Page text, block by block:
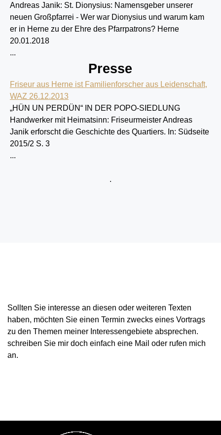
Andreas Janik: St. Dionysius: Namensgeber unserer
neuen Großpfarrei - Wer war Dionysius und warum kam
er in Herne zu der Ehre des Pfarrpatrons? Herne
20.01.2018
...
Presse
Friseur aus Herne ist Familienforscher aus Leidenschaft,
WAZ 26.12.2013
„HÜN UN PERDÜN“ IN DER POPO-SIEDLUNG
Handwerker mit Heimatsinn: Friseurmeister Andreas
Janik erforscht die Geschichte des Quartiers. In: Südseite
2015/2 S. 3
...
.
Sollten Sie interesse an diesen oder weiteren Texten
haben, möchten Sie einen Termin zwecks eines Vortrags
zu den Themen meiner Interessengebiete absprechen.
schreiben Sie mir doch einfach eine Mail oder rufen mich
an.